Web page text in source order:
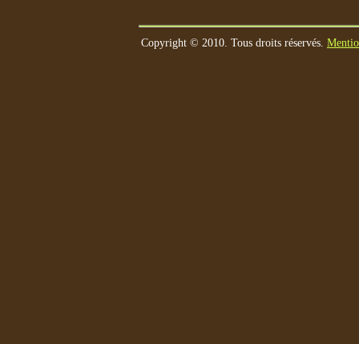
Copyright © 2010. Tous droits réservés.